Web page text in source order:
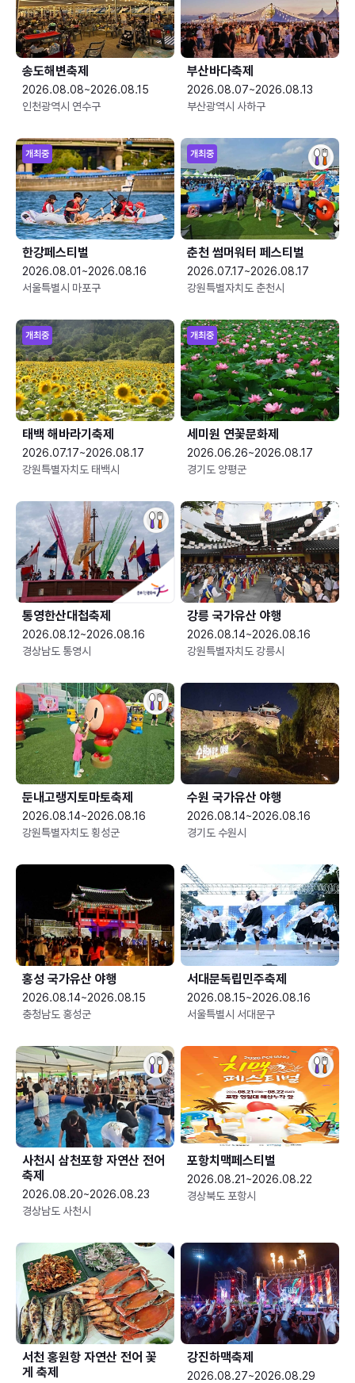
송도해변축제
2026.08.08~2026.08.15
인천광역시 연수구
부산바다축제
2026.08.07~2026.08.13
부산광역시 사하구
개최중
한강페스티벌
2026.08.01~2026.08.16
서울특별시 마포구
개최중
춘천 썸머워터 페스티벌
2026.07.17~2026.08.17
강원특별자치도 춘천시
개최중
태백 해바라기축제
2026.07.17~2026.08.17
강원특별자치도 태백시
개최중
세미원 연꽃문화제
2026.06.26~2026.08.17
경기도 양평군
통영한산대첩축제
2026.08.12~2026.08.16
경상남도 통영시
강릉 국가유산 야행
2026.08.14~2026.08.16
강원특별자치도 강릉시
둔내고랭지토마토축제
2026.08.14~2026.08.16
강원특별자치도 횡성군
수원 국가유산 야행
2026.08.14~2026.08.16
경기도 수원시
홍성 국가유산 야행
2026.08.14~2026.08.15
충청남도 홍성군
서대문독립민주축제
2026.08.15~2026.08.16
서울특별시 서대문구
사천시 삼천포항 자연산 전어
축제
2026.08.20~2026.08.23
경상남도 사천시
포항치맥페스티벌
2026.08.21~2026.08.22
경상북도 포항시
서천 홍원항 자연산 전어 꽃
게 축제
강진하맥축제
2026.08.27~2026.08.29